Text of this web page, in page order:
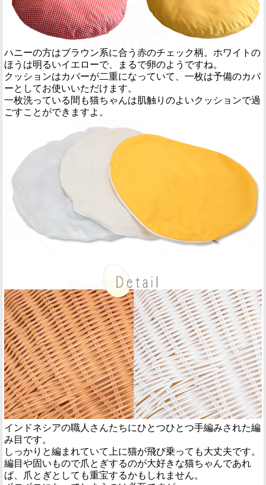
ハニーの方はブラウン系に合う赤のチェック柄。ホワイトの
ほうは明るいイエローで、まるで卵のようですね。
クッションはカバーが二重になっていて、一枚は予備のカバ
ーとしてお使いいただけます。
一枚洗っている間も猫ちゃんは肌触りのよいクッションで過
ごすことができますよ。
インドネシアの職人さんたちにひとつひとつ手編みされた編
み目です。
しっかりと編まれていて上に猫が飛び乗っても大丈夫です。
編目や固いもので爪とぎするのが大好きな猫ちゃんであれ
ば、爪とぎとしても重宝するかもしれません。